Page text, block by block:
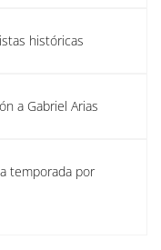
históricas
a Gabriel Arias
temporada por